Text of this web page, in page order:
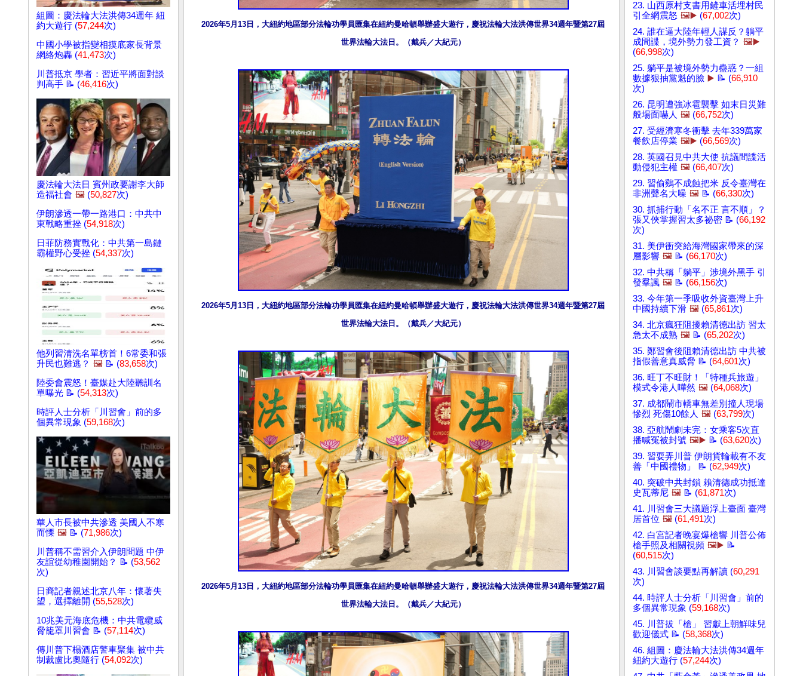
組圖：慶法輪大法洪傳34週年 紐
約大遊行 (57,244次)
中國小學被指變相摸底家長背景
網絡炮轟 (41,473次)
川普抵京 學者：習近平將面對談
判高手 📝 (46,416次)
慶法輪大法日 賓州政要謝李大師
造福社會 🖼️ (50,827次)
伊朗滲透一帶一路港口：中共中
東戰略重挫 (54,918次)
日菲防務實戰化：中共第一島鏈
霸權野心受挫 (54,337次)
他列習清洗名單榜首！6常委和張
升民也難逃？ 🖼️ 📝 (83,658次)
陸委會震怒！臺媒赴大陸聽訓名
單曝光 📝 (54,313次)
時評人士分析「川習會」前的多
個異常現象 (59,168次)
華人市長被中共滲透 美國人不寒
而慄 🖼️ 📝 (71,986次)
川普稱不需習介入伊朗問題 中伊
友誼從幼稚園開始？ 📝 (53,562
次)
日裔記者親述北京八年：懷著失
望，選擇離開 (55,528次)
10兆美元海底危機：中共電纜威
脅籠罩川習會 📝 (57,114次)
傳川普下榻酒店警車聚集 被中共
制裁盧比奧隨行 (54,092次)
2026年5月13日，大紐約地區部分法輪功學員匯集在紐約曼哈頓舉辦盛大遊行，慶祝法輪大法洪傳世界34週年暨第27屆
世界法輪大法日。（戴兵／大紀元）
2026年5月13日，大紐約地區部分法輪功學員匯集在紐約曼哈頓舉辦盛大遊行，慶祝法輪大法洪傳世界34週年暨第27屆
世界法輪大法日。（戴兵／大紀元）
2026年5月13日，大紐約地區部分法輪功學員匯集在紐約曼哈頓舉辦盛大遊行，慶祝法輪大法洪傳世界34週年暨第27屆
世界法輪大法日。（戴兵／大紀元）
23. 山西原村支書用鏟車活埋村民
引全網震怒 🖼️▶️ (67,002次)
24. 誰在逼大陸年輕人謀反？躺平
成間諜，境外勢力發工資？ 🖼️▶️
(66,998次)
25. 躺平是被境外勢力蠱惑？一組
數據狠抽黨魁的臉 ▶️ 📝 (66,910
次)
26. 昆明遭強冰雹襲擊 如末日災難
般場面嚇人 🖼️ (66,752次)
27. 受經濟寒冬衝擊 去年339萬家
餐飲店停業 🖼️▶️ (66,569次)
28. 英國召見中共大使 抗議間諜活
動侵犯主權 🖼️ (66,407次)
29. 習偷鷄不成蝕把米 反令臺灣在
非洲聲名大噪 🖼️ 📝 (66,330次)
30. 抓捕行動「名不正 言不順」？
張又俠掌握習太多祕密 📝 (66,192
次)
31. 美伊衝突給海灣國家帶來的深
層影響 🖼️ 📝 (66,170次)
32. 中共稱「躺平」涉境外黑手 引
發羣諷 🖼️ 📝 (66,156次)
33. 今年第一季吸收外資臺灣上升
中國持續下滑 🖼️ (65,861次)
34. 北京瘋狂阻擾賴清德出訪 習太
急太不成熟 🖼️ 📝 (65,202次)
35. 鄭習會後阻賴清德出訪 中共被
指假善意真威脅 📝 (64,601次)
36. 旺丁不旺財！「特種兵旅遊」
模式令港人嘩然 🖼️ (64,068次)
37. 成都鬧市轎車無差別撞人現場
慘烈 死傷10餘人 🖼️ (63,799次)
38. 亞航鬧劇未完：女乘客5次直
播喊冤被封號 🖼️▶️ 📝 (63,620次)
39. 習耍弄川普 伊朗貨輪載有不友
善「中國禮物」 📝 (62,949次)
40. 突破中共封鎖 賴清德成功抵達
史瓦蒂尼 🖼️ 📝 (61,871次)
41. 川習會三大議題浮上臺面 臺灣
居首位 🖼️ (61,491次)
42. 白宮記者晚宴爆槍響 川普公佈
槍手照及相關視頻 🖼️▶️ 📝
(60,515次)
43. 川習會談要點再解讀 (60,291
次)
44. 時評人士分析「川習會」前的
多個異常現象 (59,168次)
45. 川普拔「槍」 習獻上朝鮮味兒
歡迎儀式 📝 (58,368次)
46. 組圖：慶法輪大法洪傳34週年
紐約大遊行 (57,244次)